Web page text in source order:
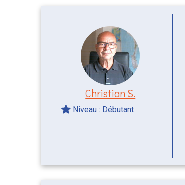
Christian S.
Niveau : Débutant